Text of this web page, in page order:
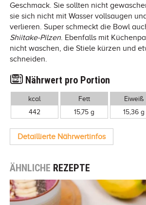
Geschmack. Sie sollten nicht
sie sich nicht mit Wasser vollsaugen
verlieren. Super schmeckt die Bowl
Shiitake-Pilzen. Ebenfalls mit
nicht waschen, die Stiele kürzen und
schneiden.
Nährwert pro Portion
kcal
442
Fett
15,75 g
Eiweiß
15,36 g
Detaillierte Nährwertinfos
ÄHNLICHE REZEPTE